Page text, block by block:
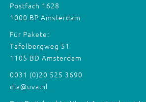
Postfach 1628
1000 BP Amsterdam
Für Pakete:
Tafelbergweg 51
1105 BD Amsterdam
0031 (0)20 525 3690
dia@uva.nl